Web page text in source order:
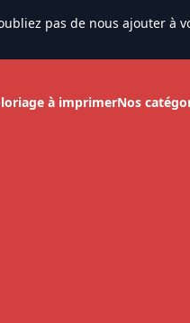
pas de nous ajouter à
à imprimerNos